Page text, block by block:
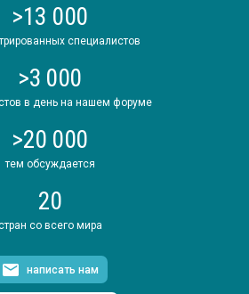
>13 000
специалистов
>3 000
в день на нашем форуме
>20 000
тем обсуждается
20
со всего мира
написать нам